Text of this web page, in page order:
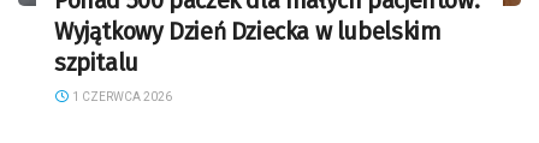
Wyjątkowy Dzień Dziecka w lubelskim
szpitalu
1 CZERWCA 2026